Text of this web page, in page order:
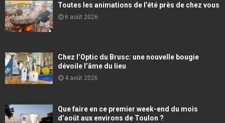
Toutes les animations de l’été près de chez vous
6 août 2026
Chez l’Optic du Brusc: une nouvelle bougie
dévoile l’âme du lieu
4 août 2026
Que faire en ce premier week-end du mois
d’août aux environs de Toulon ?